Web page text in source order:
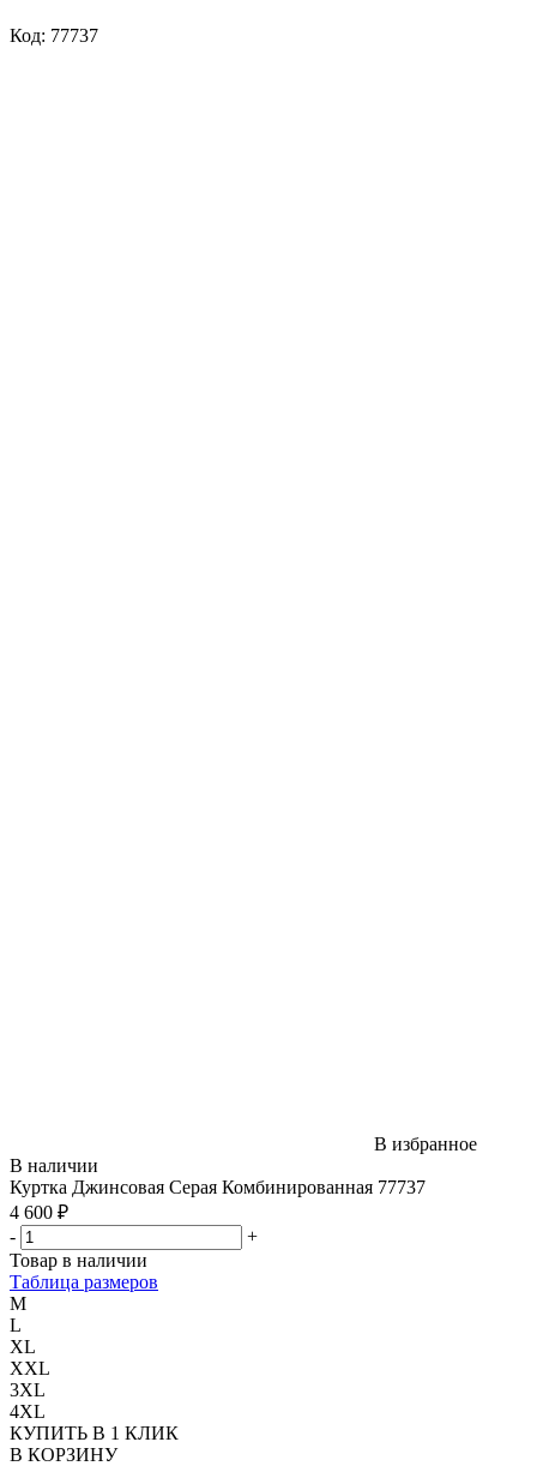
Код: 77737
В избранное
В наличии
Куртка Джинсовая Серая Комбинированная 77737
4 600 ₽
-
+
Товар в наличии
Таблица размеров
M
L
XL
XXL
3XL
4XL
КУПИТЬ В 1 КЛИК
В КОРЗИНУ